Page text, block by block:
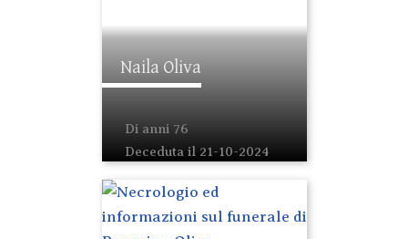
Naila Oliva
Di anni 76
Deceduta il 21-10-2024